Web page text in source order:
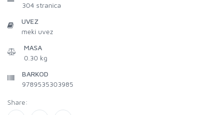
304 stranica
UVEZ
meki uvez
MASA
0.30 kg
BARKOD
9789535303985
Share: